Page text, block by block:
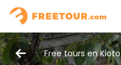
Free tours en Kioto